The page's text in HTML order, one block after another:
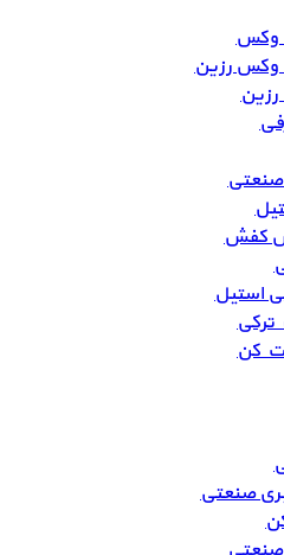
وکس
وکس رزین
صنعتی
کفش
استیل
ترکی
کن
صنعتی